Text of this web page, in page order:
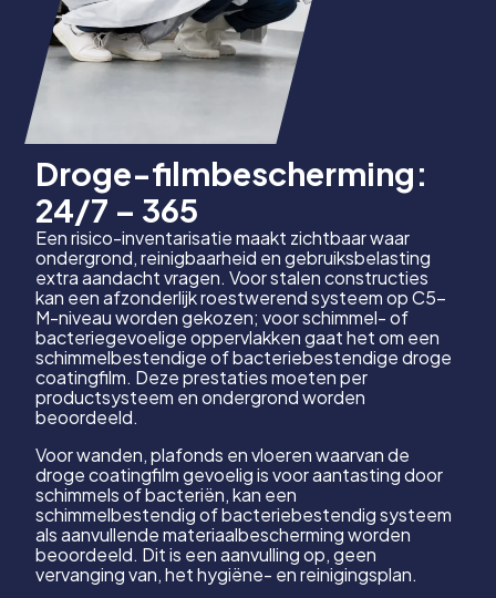
Droge-filmbescherming:
24/7 – 365
Een risico-inventarisatie maakt zichtbaar waar
ondergrond, reinigbaarheid en gebruiksbelasting
extra aandacht vragen. Voor stalen constructies
kan een afzonderlijk roestwerend systeem op C5-
M-niveau worden gekozen; voor schimmel- of
bacteriegevoelige oppervlakken gaat het om een
schimmelbestendige of bacteriebestendige droge
coatingfilm. Deze prestaties moeten per
productsysteem en ondergrond worden
beoordeeld.
Voor wanden, plafonds en vloeren waarvan de
droge coatingfilm gevoelig is voor aantasting door
schimmels of bacteriën, kan een
schimmelbestendig of bacteriebestendig systeem
als aanvullende materiaalbescherming worden
beoordeeld. Dit is een aanvulling op, geen
vervanging van, het hygiëne- en reinigingsplan.